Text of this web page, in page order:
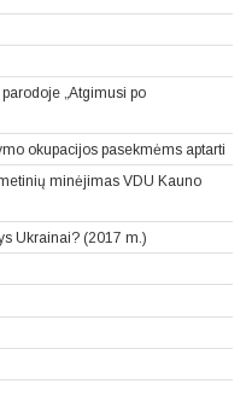
„Atgimusi po
okupacijos pasekmėms aptarti
minėjimas VDU Kauno
Ukrainai? (2017 m.)